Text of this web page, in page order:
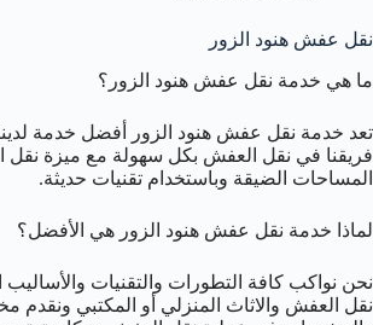
نقل عفش هنود الزور
ما هي خدمة نقل عفش هنود الزور؟
تعد خدمة نقل عفش هنود الزور أفضل خدمة
فريقنا في نقل العفش بكل سهولة مع ميزة
المساحات الضيقة وباستخدام تقنيات حديثة.
لماذا خدمة نقل عفش هنود الزور هي الأفضل؟
نحن نواكب كافة التطورات والتقنيات والأساليب
نقل العفش والاثاث المنزلي أو المكتبي ونقدم